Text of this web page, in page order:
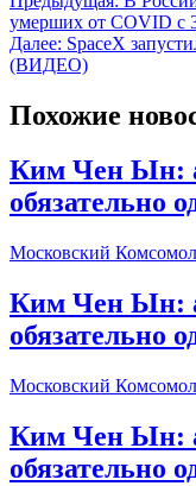
умерших от COVID с
Далее: SpaceX
(ВИДЕО)
Похожие
Ким Чен Ын:
обязательно
Московский
Ким Чен Ын:
обязательно
Московский
Ким Чен Ын:
обязательно